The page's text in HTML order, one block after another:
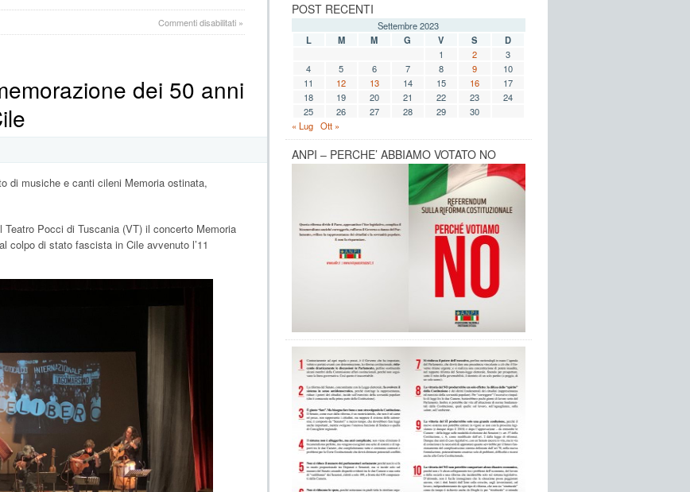
Commenti disabilitatisu
“LA
TUTTO”:
il
per
manifestazione
a
»
dei 50 anni
di musiche e canti cileni Memoria ostinata,
Pocci di Tuscania (VT) il concerto Memoria
colpo di stato fascista in Cile avvenuto l’11
POST RECENTI
Settembre 2023
L
M M G V S
D
1
2
3
4
5 6 7 8 9
10
11
12 13 14 15 16
17
18
19 20 21 22 23
24
25
26 27 28 29
30
« Lug Ott »
ANPI – PERCHE’ ABBIAMO VOTATO NO